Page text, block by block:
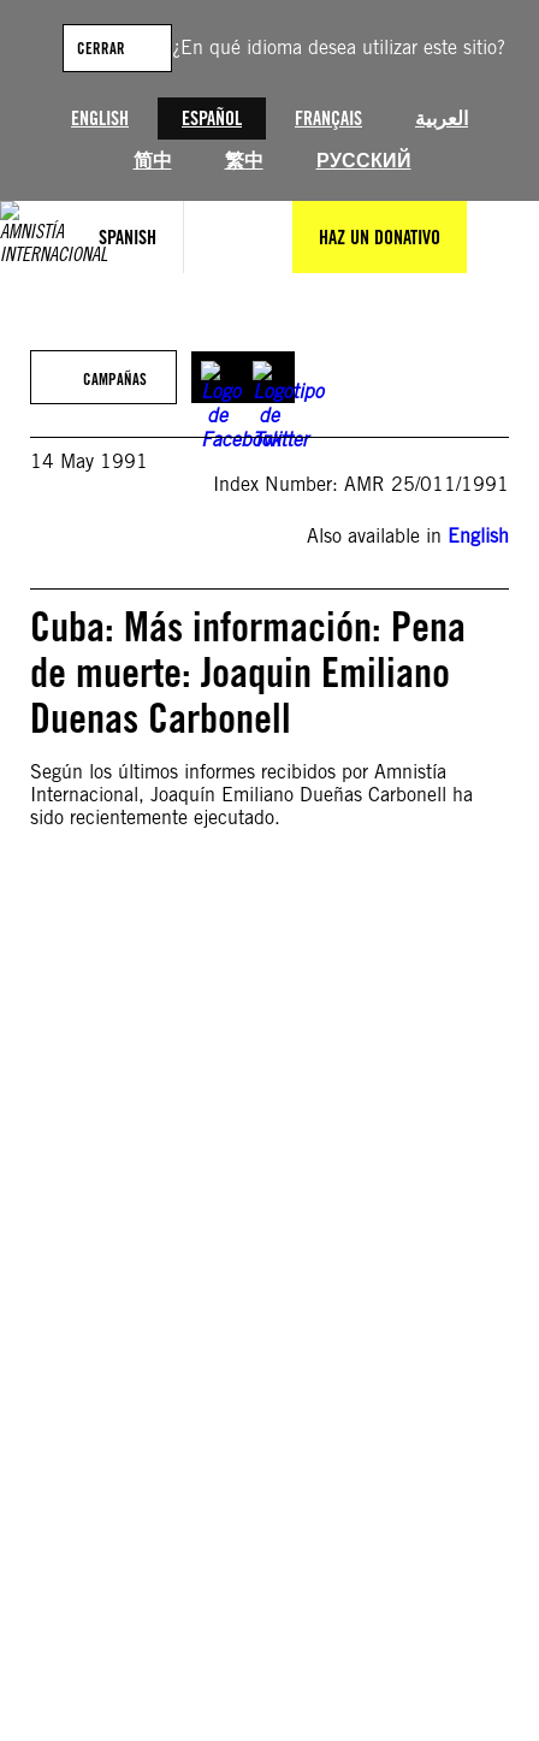
¿En qué idioma desea utilizar este sitio?
ENGLISH ESPAÑOL FRANÇAIS
العربية
简中
繁中 РУССКИЙ
CERRAR
SPANISH HAZ UN DONATIVO
contenido
CAMPAÑAS
14 May 1991
Index Number: AMR 25/011/1991
Also available in English
Cuba: Más información: Pena
de muerte: Joaquin Emiliano
Duenas Carbonell
Según los últimos informes recibidos por Amnistía
Internacional, Joaquín Emiliano Dueñas Carbonell ha
sido recientemente ejecutado.